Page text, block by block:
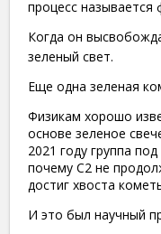
процесс называется
Когда он
зеленый свет.
Еще одна зеленая
Физикам хорошо
основе зеленое
2021 году группа
почему C2 не
достиг хвоста
И это был научный